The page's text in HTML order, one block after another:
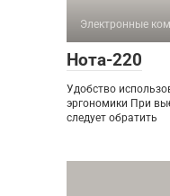
Электронные
Нота-220
Удобство
эргономики При
следует обратить